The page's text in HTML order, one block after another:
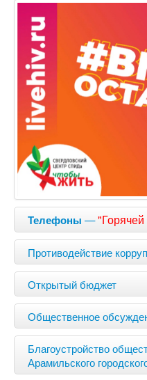
Телефоны —
Противодействие
Открытый бюджет
Общественное
Благоустройство
Арамильского